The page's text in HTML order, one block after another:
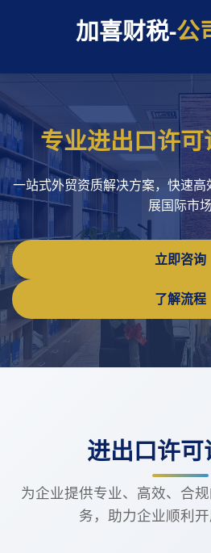
加喜财税-公
专业进出口许
一站式外贸资质解决方案，快速
展国际市场
立即咨询
了解流程
进出口许
为企业提供专业、高效、合
务，助力企业顺利